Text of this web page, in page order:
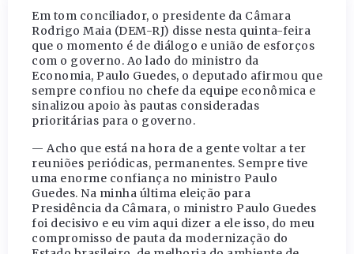
Em tom conciliador, o presidente da Câmara
Rodrigo Maia (DEM-RJ) disse nesta quinta-feira
que o momento é de diálogo e união de esforços
com o governo. Ao lado do ministro da
Economia, Paulo Guedes, o deputado afirmou que
sempre confiou no chefe da equipe econômica e
sinalizou apoio às pautas consideradas
prioritárias para o governo.
— Acho que está na hora de a gente voltar a ter
reuniões periódicas, permanentes. Sempre tive
uma enorme confiança no ministro Paulo
Guedes. Na minha última eleição para
Presidência da Câmara, o ministro Paulo Guedes
foi decisivo e eu vim aqui dizer a ele isso, do meu
compromisso de pauta da modernização do